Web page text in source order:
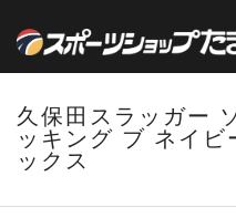
久保田スラッガー
ッキング ブ ネイ
ックス